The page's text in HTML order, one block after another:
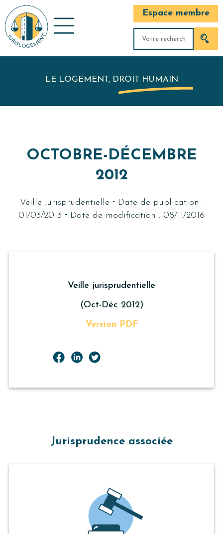
Espace membre
LE LOGEMENT, DROIT HUMAIN
OCTOBRE-DÉCEMBRE
2012
Veille jurisprudentielle · Date de publication :
01/03/2013 · Date de modification : 08/11/2016
Veille jurisprudentielle
(Oct-Déc 2012)
Version PDF
Jurisprudence associée